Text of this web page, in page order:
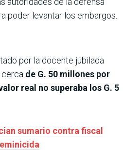
poder levantar los embargos.
por la docente jubilada
cerca de G. 50 millones por
real no superaba los G. 5
sumario contra fiscal